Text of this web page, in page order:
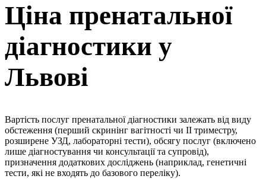
Ціна пренатальної
діагностики у
Львові
Вартість послуг пренатальної діагностики залежать від виду
обстеження (перший скринінг вагітності чи II триместру,
розширене УЗД, лабораторні тести), обсягу послуг (включено
лише діагностування чи консультації та супровід),
призначення додаткових досліджень (наприклад, генетичні
тести, які не входять до базового переліку).